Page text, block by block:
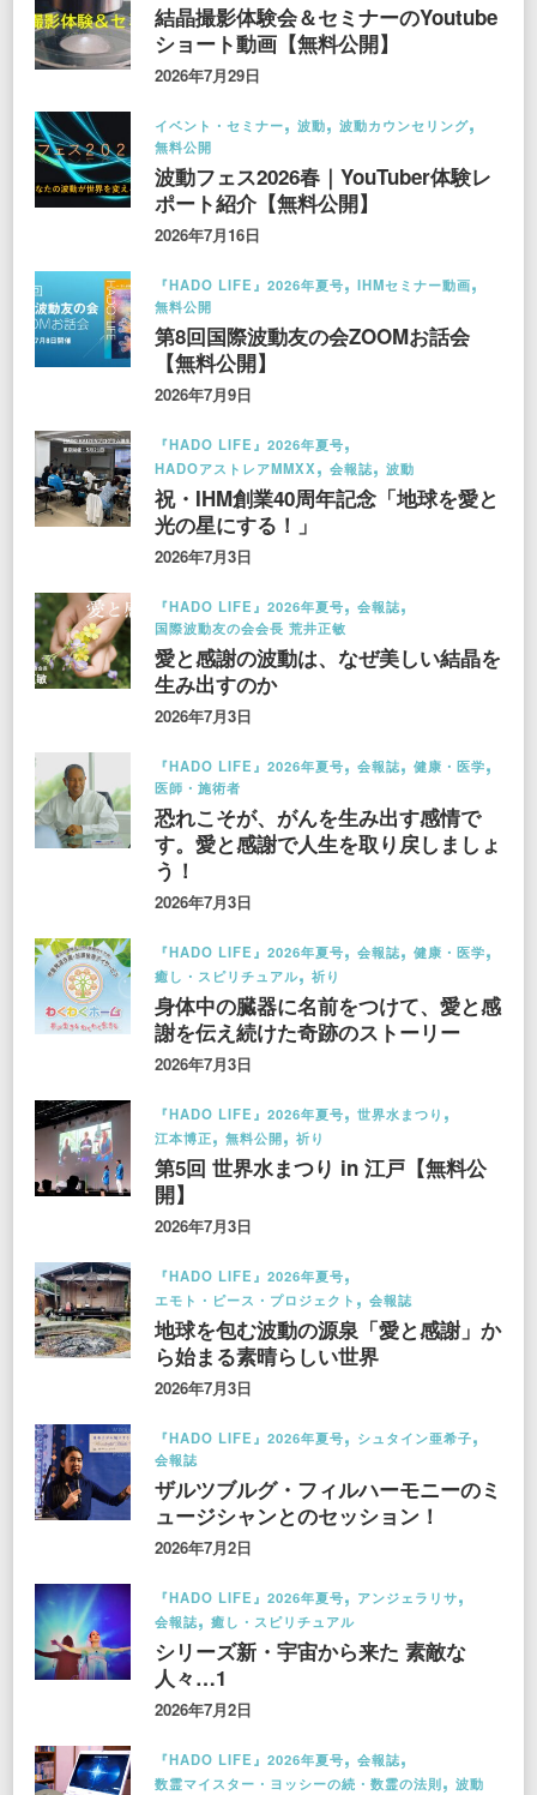
結晶撮影体験会＆セミナーのYoutube
ショート動画【無料公開】
2026年7月29日
イベント・セミナー 波動
波動カウンセリング
無料公開
波動フェス2026春｜YouTuber体験レ
ポート紹介【無料公開】
2026年7月16日
『HADO LIFE』2026年夏号
IHMセミナー動画
無料公開
第8回国際波動友の会ZOOMお話会
【無料公開】
2026年7月9日
『HADO LIFE』2026年夏号
HADOアストレアMMXX
会報誌 波動
祝・IHM創業40周年記念「地球を愛と
光の星にする！」
2026年7月3日
『HADO LIFE』2026年夏号
会報誌
国際波動友の会会長 荒井正敏
愛と感謝の波動は、なぜ美しい結晶を
生み出すのか
2026年7月3日
『HADO LIFE』2026年夏号 会報誌
健康・医学
医師・施術者
恐れこそが、がんを生み出す感情で
す。愛と感謝で人生を取り戻しましょ
う！
2026年7月3日
『HADO LIFE』2026年夏号 会報誌
健康・医学
癒し・スピリチュアル
祈り
身体中の臓器に名前をつけて、愛と感
謝を伝え続けた奇跡のストーリー
2026年7月3日
『HADO LIFE』2026年夏号
世界水まつり
江本博正
無料公開 祈り
第5回 世界水まつり in 江戸【無料公
開】
2026年7月3日
『HADO LIFE』2026年夏号
エモト・ピース・プロジェクト
会報誌
地球を包む波動の源泉「愛と感謝」か
ら始まる素晴らしい世界
2026年7月3日
『HADO LIFE』2026年夏号
シュタイン亜希子
会報誌
ザルツブルグ・フィルハーモニーのミ
ュージシャンとのセッション！
2026年7月2日
『HADO LIFE』2026年夏号
アンジェラリサ
会報誌
癒し・スピリチュアル
シリーズ新・宇宙から来た 素敵な
人々…1
2026年7月2日
『HADO LIFE』2026年夏号
会報誌
数霊マイスター・ヨッシーの続・数霊の法則
波動